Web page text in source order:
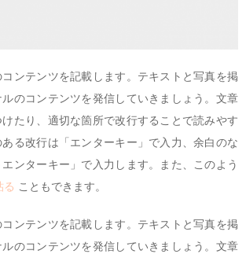
ンテンツを記載します。テキストと写真を掲
のコンテンツを発信していきましょう。文章
たり、適切な箇所で改行することで読みやす
る改行は「エンターキー」で入力、余白のな
ンターキー」で入力します。また、このよう
る こともできます。
ンテンツを記載します。テキストと写真を掲
のコンテンツを発信していきましょう。文章